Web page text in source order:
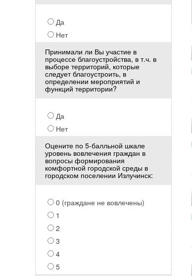
Да
Нет
Принимали ли Вы участие в
процессе благоустройства, в т.ч. в
выборе территорий, которые
следует благоустроить, в
определении мероприятий и
функций территории?
Да
Нет
Оцените по 5-балльной шкале
уровень вовлечения граждан в
вопросы формирования
комфортной городской среды в
городском поселении Излучинск:
0 (граждане не вовлечены)
1
2
3
4
5